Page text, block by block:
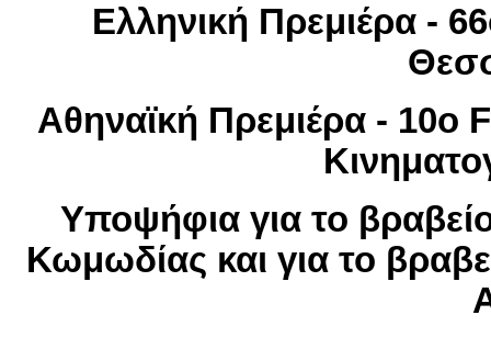
Ελληνική Πρεμιέρα -
Αθηναϊκή Πρεμιέρα - 10ο
Υποψήφια για το
Κωμωδίας και για το